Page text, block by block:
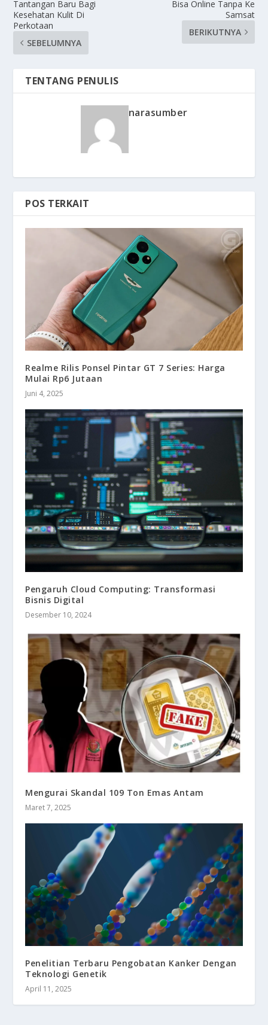
Tantangan Baru Bagi
Kesehatan Kulit Di
Perkotaan
SEBELUMNYA
Bisa Online Tanpa Ke
Samsat
BERIKUTNYA
TENTANG PENULIS
narasumber
POS TERKAIT
Realme Rilis Ponsel Pintar GT 7 Series: Harga
Mulai Rp6 Jutaan
Juni 4, 2025
Pengaruh Cloud Computing: Transformasi
Bisnis Digital
Desember 10, 2024
Mengurai Skandal 109 Ton Emas Antam
Maret 7, 2025
Penelitian Terbaru Pengobatan Kanker Dengan
Teknologi Genetik
April 11, 2025